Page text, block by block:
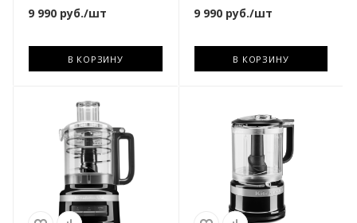
9 990 руб./шт
В КОРЗИНУ
9 990руб./шт
В КОРЗИНУ